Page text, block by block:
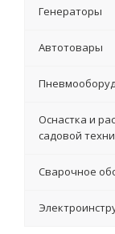
Генераторы
Автотовары
Оснастка и
садовой
Сварочное